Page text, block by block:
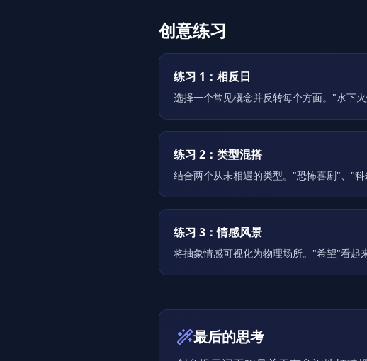
创意练习
练习 1：相反日
选择一个常见概念并反转每个方面。"水下
练习 2：类型混搭
结合两个从未相遇的类型。"恐怖喜剧"、"
练习 3：情感风景
将抽象情感可视化为物理场所。"希望"看起
最后的思考